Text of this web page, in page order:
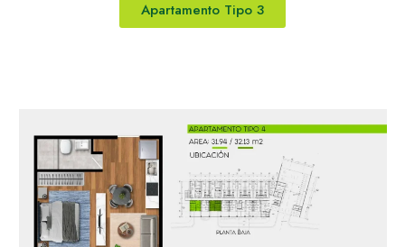
Apartamento Tipo 3